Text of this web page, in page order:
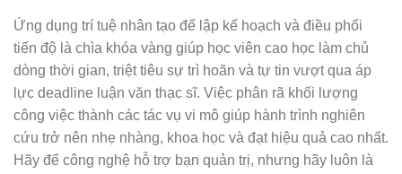
Ứng dụng trí tuệ nhân tạo để lập kế hoạch và điều phối
tiến độ là chìa khóa vàng giúp học viên cao học làm chủ
dòng thời gian, triệt tiêu sự trì hoãn và tự tin vượt qua áp
lực deadline luận văn thạc sĩ. Việc phân rã khối lượng
công việc thành các tác vụ vi mô giúp hành trình nghiên
cứu trở nên nhẹ nhàng, khoa học và đạt hiệu quả cao nhất.
Hãy để công nghệ hỗ trợ bạn quản trị, nhưng hãy luôn là